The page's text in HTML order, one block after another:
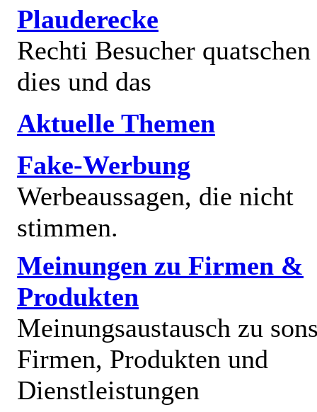
Plauderecke
Rechti Besucher
dies und das
Aktuelle Themen
Fake-Werbung
Werbeaussagen, die nicht
stimmen.
Meinungen zu Firmen &
Produkten
Meinungsaustausch zu
Firmen, Produkten und
Dienstleistungen